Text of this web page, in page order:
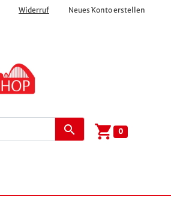
Widerruf Neues Konto erstellen
search shopping_cart 0